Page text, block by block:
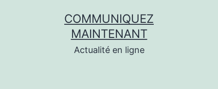
COMMUNIQUEZ
MAINTENANT
Actualité en ligne